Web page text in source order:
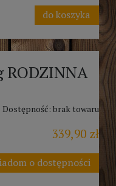
do koszyka
RODZINNA
Dostępność: brak towaru
339,90 zł
o dostępności